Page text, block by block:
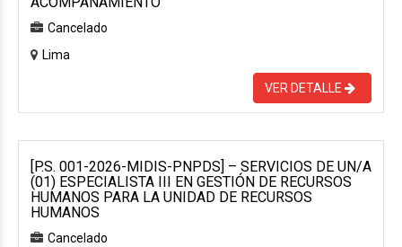
Cancelado
Lima
VER DETALLE
[P.S. 001-2026-MIDIS-PNPDS] – SERVICIOS DE UN/A
(01) ESPECIALISTA III EN GESTIÓN DE RECURSOS
HUMANOS PARA LA UNIDAD DE RECURSOS
HUMANOS
Cancelado